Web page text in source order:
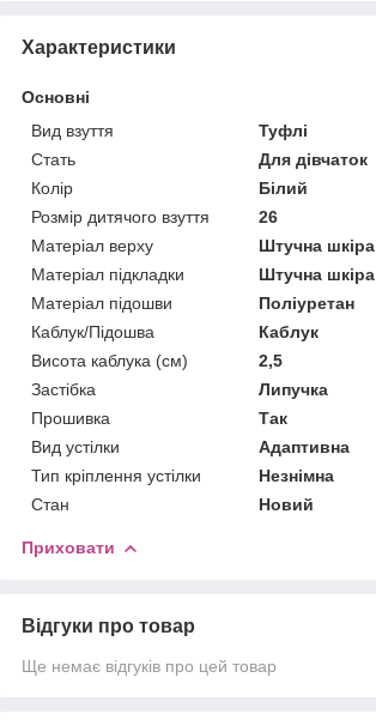
Характеристики
Основні
Вид взуття
Туфлі
Стать
Для дівчаток
Колір
Білий
Розмір дитячого взуття
26
Матеріал верху
Штучна шкіра
Матеріал підкладки
Штучна шкіра
Матеріал підошви
Поліуретан
Каблук/Підошва
Каблук
Висота каблука (см)
2,5
Застібка
Липучка
Прошивка
Так
Вид устілки
Адаптивна
Тип кріплення устілки
Незнімна
Стан
Новий
Приховати
Відгуки про товар
Ще немає відгуків про цей товар